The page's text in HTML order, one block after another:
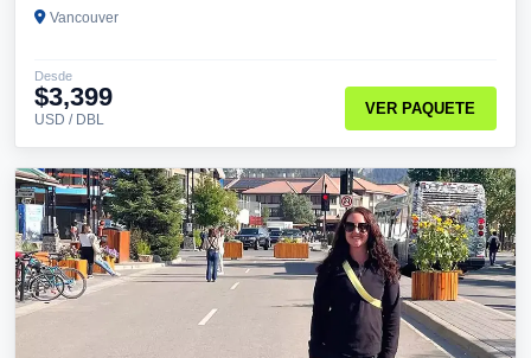
Vancouver
Desde
$3,399
USD / DBL
VER PAQUETE